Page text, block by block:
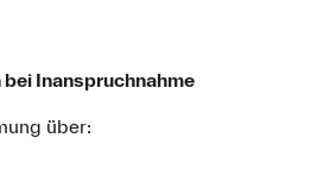
Inanspruchnahme
über: